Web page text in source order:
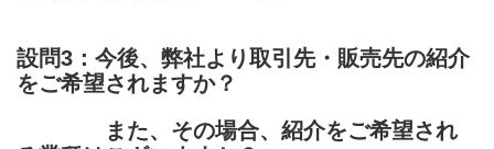
設問3：今後、弊社より取引先・販売先の紹介
をご希望されますか？
また、その場合、紹介をご希望され